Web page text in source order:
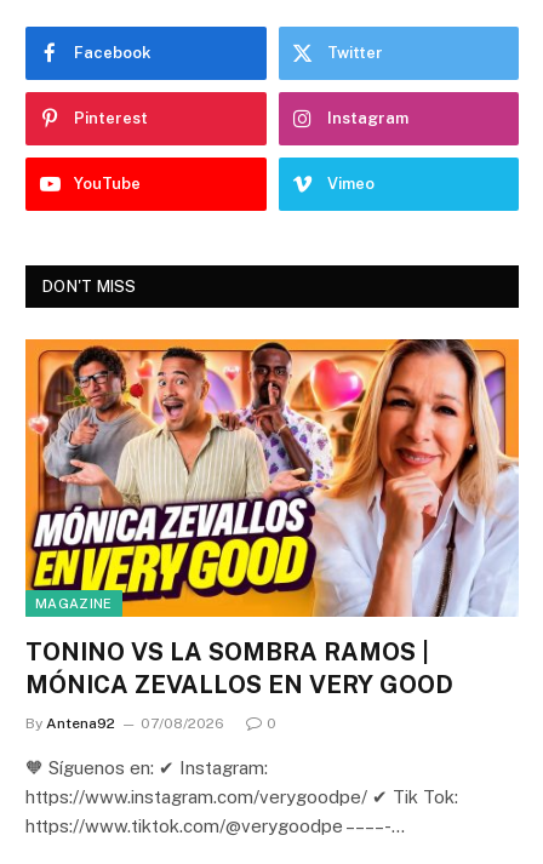
Facebook Twitter
Pinterest Instagram
YouTube Vimeo
DON'T MISS
MAGAZINE
TONINO VS LA SOMBRA RAMOS |
MÓNICA ZEVALLOS EN VERY GOOD
By Antena92 07/08/2026 0
🧡 Síguenos en: ✔ Instagram:
https://www.instagram.com/verygoodpe/ ✔ Tik Tok:
https://www.tiktok.com/@verygoodpe – – – – -…